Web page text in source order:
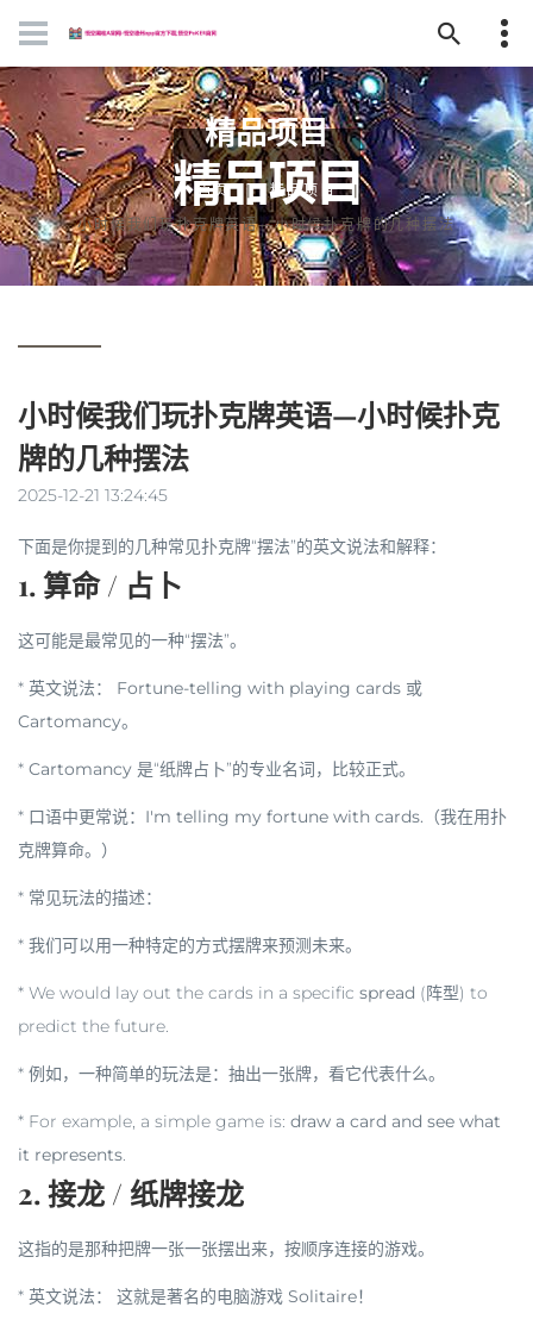
精品项目
首页
精品项目
小时候我们玩扑克牌英语—小时候扑克牌的几种摆法
小时候我们玩扑克牌英语—小时候扑克
牌的几种摆法
2025-12-21 13:24:45
下面是你提到的几种常见扑克牌“摆法”的英文说法和解释：
1. 算命 / 占卜
这可能是最常见的一种“摆法”。
* 英文说法： Fortune-telling with playing cards 或
Cartomancy。
* Cartomancy 是“纸牌占卜”的专业名词，比较正式。
* 口语中更常说： I'm telling my fortune with cards. （我在用扑
克牌算命。）
* 常见玩法的描述：
* 我们可以用一种特定的方式摆牌来预测未来。
* We would lay out the cards in a specific spread (阵型) to
predict the future.
* 例如，一种简单的玩法是：抽出一张牌，看它代表什么。
* For example, a simple game is: draw a card and see what
it represents.
2. 接龙 / 纸牌接龙
这指的是那种把牌一张一张摆出来，按顺序连接的游戏。
* 英文说法： 这就是著名的电脑游戏 Solitaire！